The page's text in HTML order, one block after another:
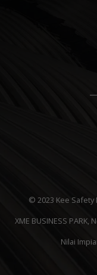
© 2023 Kee Safety
XME BUSINESS
Nilai